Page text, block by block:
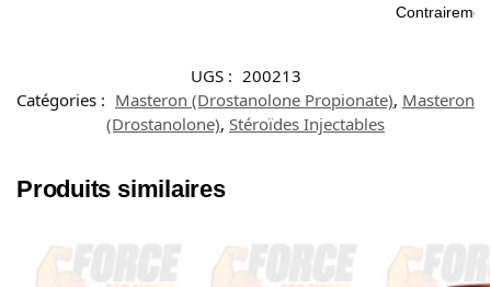
UGS : 200213
Catégories : Masteron (Drostanolone Propionate), Masteron
(Drostanolone), Stéroïdes Injectables
Produits similaires